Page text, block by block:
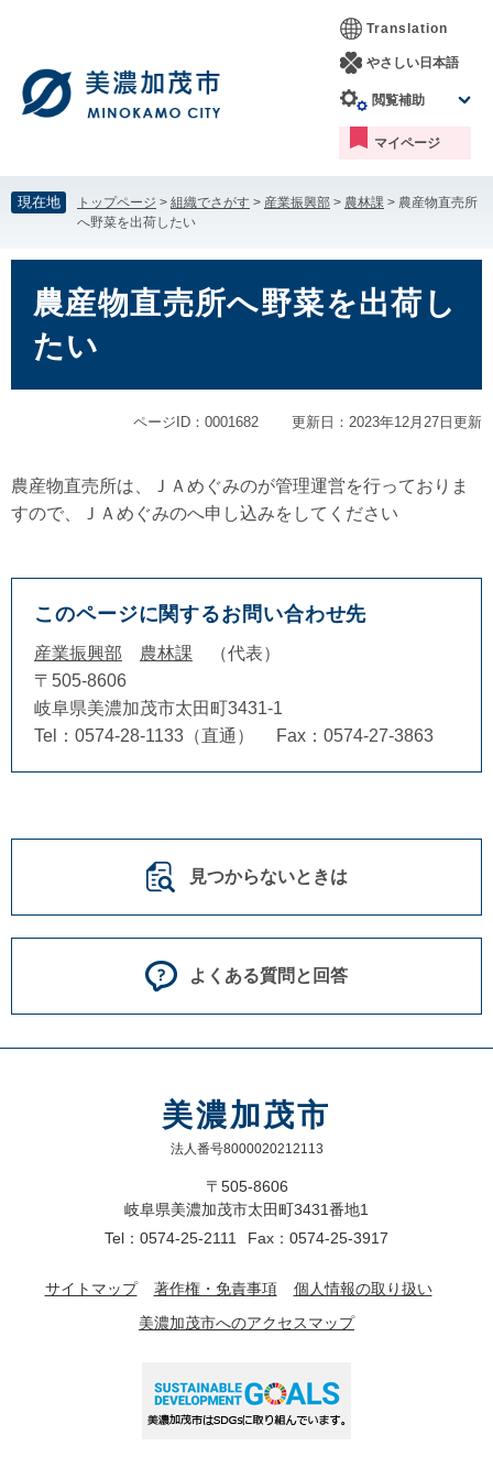
す。
し
て
本
へ
Translation
やさしい日本語
閲覧補助
マイページ
現在地 トップページ > 組織でさがす > 産業振興部 > 農林課 > 農産物直売所
へ野菜を出荷したい
農産物直売所へ野菜を出荷し
たい
ページID：0001682 更新日：2023年12月27日更新
農産物直売所は、ＪＡめぐみのが管理運営を行っておりま
すので、ＪＡめぐみのへ申し込みをしてください
このページに関するお問い合わせ先
産業振興部 農林課
代表
〒505-8606
岐阜県美濃加茂市太田町3431-1
Tel：0574-28-1133（直通）
Fax：0574-27-3863
見つからないときは
よくある質問と回答
美濃加茂市
法人番号8000020212113
〒505-8606
岐阜県美濃加茂市太田町3431番地1
Tel：0574-25-2111
Fax：0574-25-3917
サイトマップ 著作権・免責事項
個人情報の取り扱い
美濃加茂市へのアクセスマップ